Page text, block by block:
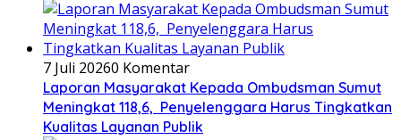
7 Juli 20260 Komentar
Laporan Masyarakat Kepada Ombudsman Sumut
Meningkat 118,6, Penyelenggara Harus Tingkatkan
Kualitas Layanan Publik